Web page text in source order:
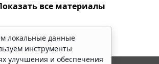
все материалы
локальные данные
инструменты
улучшения и обеспечения